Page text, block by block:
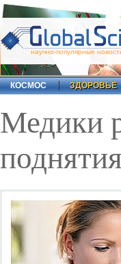
научно-популярные
КОСМОС ЗДОРОВЬЕ
Медики